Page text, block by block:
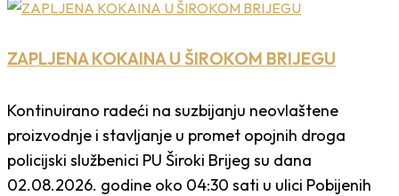
ZAPLJENA KOKAINA U ŠIROKOM BRIJEGU
Kontinuirano radeći na suzbijanju neovlaštene
proizvodnje i stavljanje u promet opojnih droga
policijski službenici PU Široki Brijeg su dana
02.08.2026. godine oko 04:30 sati u ulici Pobijenih